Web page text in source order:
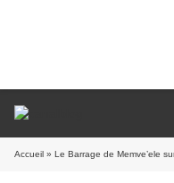
Accueil » Le Barrage de Memve’ele